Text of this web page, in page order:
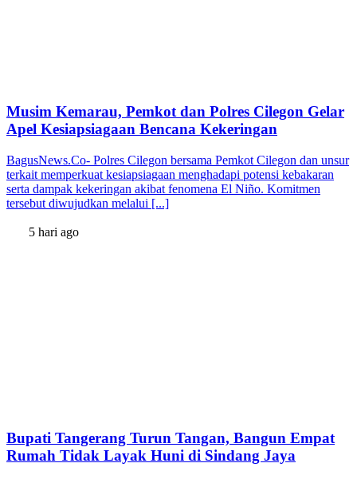
Musim Kemarau, Pemkot dan Polres Cilegon Gelar
Apel Kesiapsiagaan Bencana Kekeringan
BagusNews.Co- Polres Cilegon bersama Pemkot Cilegon dan unsur
terkait memperkuat kesiapsiagaan menghadapi potensi kebakaran
serta dampak kekeringan akibat fenomena El Niño. Komitmen
tersebut diwujudkan melalui [...]
5 hari ago
Bupati Tangerang Turun Tangan, Bangun Empat
Rumah Tidak Layak Huni di Sindang Jaya